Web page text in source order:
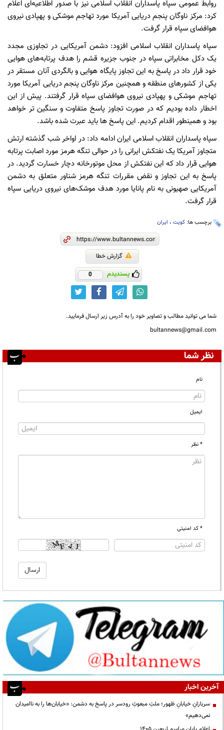
روابط عمومی سپاه پاسداران انقلاب اسلامی نیز با صدور اطلاعیه‌ای اعلام
کرد: مرکز ناوگان پنجم دریایی آمریکا مورد تهاجم موشکی و پهپادی نیروی
هوافضای سپاه قرار گرفت.
سپاه پاسداران انقلاب اسلامی افزود: دشمن آمریکایی در تجاوزی مجدد
یک دکل مخابراتی سپاه در جنوب جزیره قشم را هدف پرتابه‌های هوایی
خود قرار داد در پاسخ به این تجاوز پایگاه هوایی و بالگردی آنان مستقر در
یکی از کشورهای منطقه و همچنین مرکز ناوگان پنجم دریایی آمریکا مورد
تهاجم موشکی و پهپادی نیروی هوافضای سپاه قرار گرفتند. پیش از این
اخطار داده بودیم که در صورت تجاوز پاسخ متفاوت و سنگین تر خواهد
بود و همینطور اقدام کردیم. این پاسخ ها باید عبرت شده باشد.
سپاه پاسداران انقلاب اسلامی ایران ادامه داد: در اواخر شب گذشته ارتش
متجاوز آمریکا یک نفتکش ایرانی را در حوالی تنگه هرمز مورد اصابت پرتابه
هوایی قرار داد که این نفتکش از محل موتورخانه دچار خسارت گردید. در
پاسخ به این تجاوز و نقض مقررات تنگه هرمز شناور متعلق به دشمن
آمریکایی صهیونی به نام پانایا مورد هدف موشک‌های نیروی دریایی سپاه
قرار گرفت.
برچسب ها: کویت ، ایران
گزارش خطا
پسندیدم 0
شما می توانید مطالب و تصاویر خود را به آدرس زیر ارسال فرمایید.
bultannews@gmail.com
نظر شما
نام
ایمیل
* نظر
* کد امنیتی
آخرین اخبار
سربازانِ خیابانِ ظهور؛ ملتِ مبعوثِ رودسر در پاسخ به دشمن: «خیابان‌ها را به ناامیدان
نمی‌دهیم»